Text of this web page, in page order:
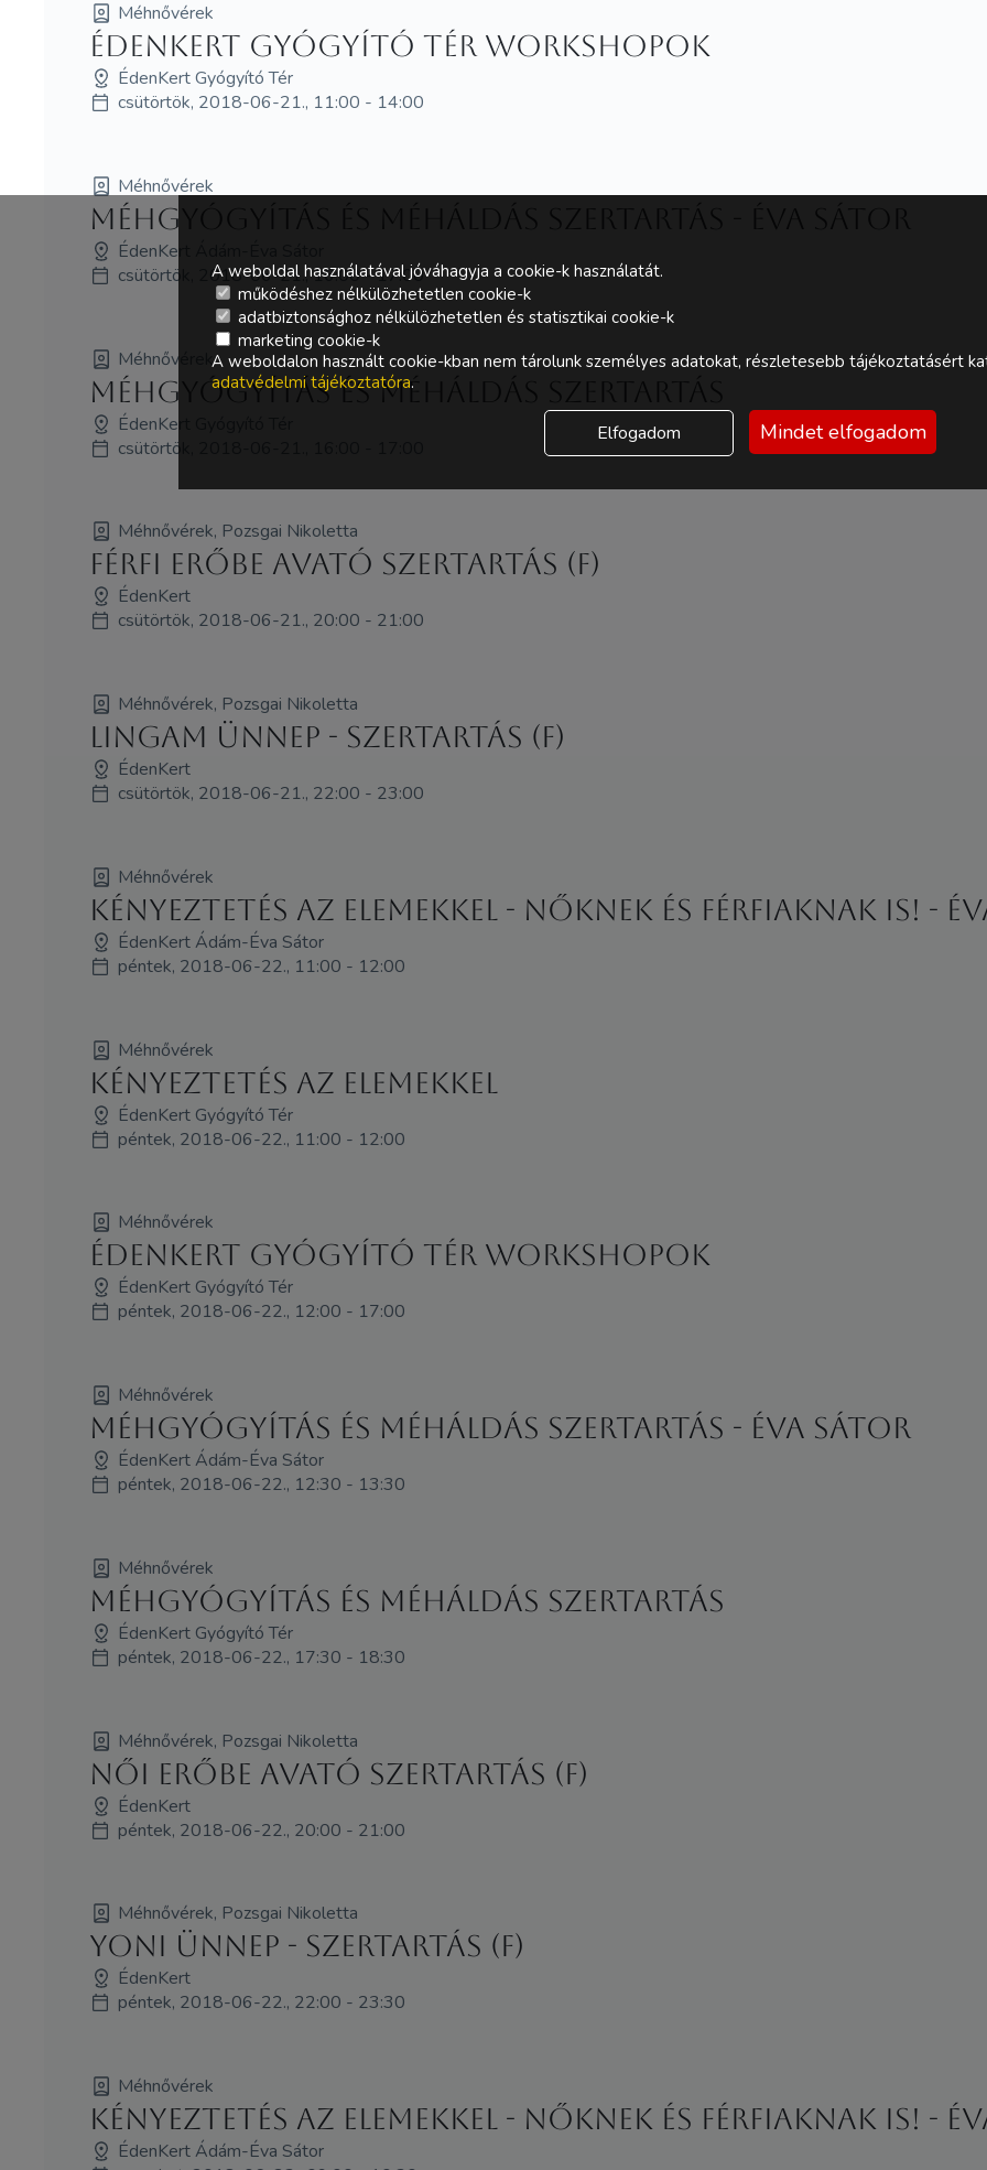
Méhnővérek
ÉdenKert Gyógyító Tér workshopok
ÉdenKert Gyógyító Tér
csütörtök, 2018-06-21., 11:00 - 14:00
Méhnővérek
Méhgyógyítás és MéhÁldás szertartás - Éva Sátor
ÉdenKert Ádám-Éva Sátor
csütörtök, 2018-06-21., 16:00 - 17:00
Méhnővérek
Méhgyógyítás és MéhÁldás szertartás
ÉdenKert Gyógyító Tér
csütörtök, 2018-06-21., 16:00 - 17:00
Méhnővérek, Pozsgai Nikoletta
Férfi Erőbe Avató szertartás (F)
ÉdenKert
csütörtök, 2018-06-21., 20:00 - 21:00
Méhnővérek, Pozsgai Nikoletta
Lingam Ünnep - szertartás (F)
ÉdenKert
csütörtök, 2018-06-21., 22:00 - 23:00
Méhnővérek
Kényeztetés az elemekkel - nőknek és férfiaknak is! -
ÉdenKert Ádám-Éva Sátor
péntek, 2018-06-22., 11:00 - 12:00
Méhnővérek
Kényeztetés az elemekkel
ÉdenKert Gyógyító Tér
péntek, 2018-06-22., 11:00 - 12:00
Méhnővérek
ÉdenKert Gyógyító Tér workshopok
ÉdenKert Gyógyító Tér
péntek, 2018-06-22., 12:00 - 17:00
Méhnővérek
Méhgyógyítás és MéhÁldás szertartás - Éva Sátor
ÉdenKert Ádám-Éva Sátor
péntek, 2018-06-22., 12:30 - 13:30
Méhnővérek
Méhgyógyítás és MéhÁldás szertartás
ÉdenKert Gyógyító Tér
péntek, 2018-06-22., 17:30 - 18:30
Méhnővérek, Pozsgai Nikoletta
Női Erőbe avató szertartás (F)
ÉdenKert
péntek, 2018-06-22., 20:00 - 21:00
Méhnővérek, Pozsgai Nikoletta
Yoni Ünnep - szertartás (F)
ÉdenKert
péntek, 2018-06-22., 22:00 - 23:30
Méhnővérek
Kényeztetés az elemekkel - nőknek és férfiaknak is! -
ÉdenKert Ádám-Éva Sátor
A weboldal használatával jóváhagyja a cookie-k használatát.
működéshez nélkülözhetetlen cookie-k
adatbiztonsághoz nélkülözhetetlen és statisztikai cookie-k
marketing cookie-k
A weboldalon használt cookie-kban nem tárolunk személyes adatokat, részletesebb tájékoztatásért
adatvédelmi tájékoztatóra.
Elfogadom Mindet elfogadom